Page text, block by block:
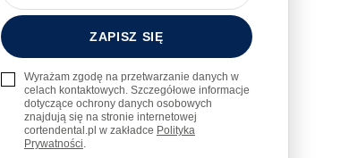
Wyrażam zgodę na przetwarzanie danych w
celach kontaktowych. Szczegółowe informacje
dotyczące ochrony danych osobowych
znajdują się na stronie internetowej
cortendental.pl w zakładce Polityka
Prywatności.